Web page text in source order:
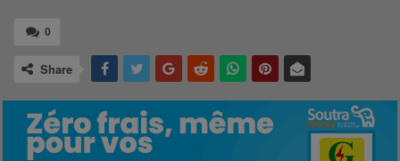
0
Share